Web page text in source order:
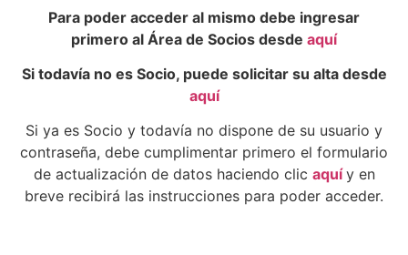
Para poder acceder al mismo debe ingresar
primero al Área de Socios desde aquí
Si todavía no es Socio, puede solicitar su alta desde
aquí
Si ya es Socio y todavía no dispone de su usuario y
contraseña, debe cumplimentar primero el formulario
de actualización de datos haciendo clic aquí y en
breve recibirá las instrucciones para poder acceder.